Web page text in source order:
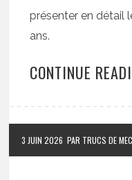
présenter en détail
ans.
CONTINUE
3 JUIN 2026 PAR TRUCS DE MEC